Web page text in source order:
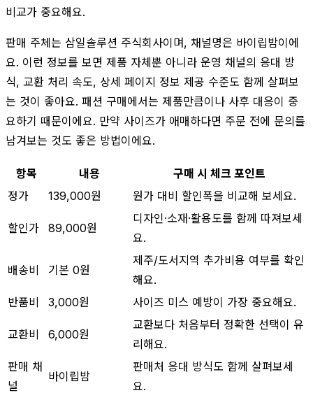
비교가 중요해요.
판매 주체는 삼일솔루션 주식회사이며, 채널명은 바이립밤이에
요. 이런 정보를 보면 제품 자체뿐 아니라 운영 채널의 응대 방
식, 교환 처리 속도, 상세 페이지 정보 제공 수준도 함께 살펴보
는 것이 좋아요. 패션 구매에서는 제품만큼이나 사후 대응이 중
요하기 때문이에요. 만약 사이즈가 애매하다면 주문 전에 문의를
남겨보는 것도 좋은 방법이에요.
항목 내용
구매 시 체크 포인트
정가
139,000원 원가 대비 할인폭을 비교해 보세요.
할인가 89,000원
디자인·소재·활용도를 함께 따져보세
요.
배송비 기본 0원
제주/도서지역 추가비용 여부를 확인
해요.
반품비
3,000원 사이즈 미스 예방이 가장 중요해요.
교환비 6,000원
교환보다 처음부터 정확한 선택이 유
리해요.
판매 채
널
바이립밤
판매처 응대 방식도 함께 살펴보세
요.